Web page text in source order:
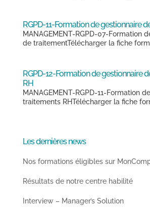
RGPD-11-Formation de gestionnaire
MANAGEMENT-RGPD-07-Formation
de traitementTélécharger la fiche
RGPD-12-Formation de gestionnaire
RH
MANAGEMENT-RGPD-11-Formation
traitements RHTélécharger la fiche
Les dernières news
Nos formations éligibles sur
Résultats de notre centre habilité
Interview – Manager’s Solution